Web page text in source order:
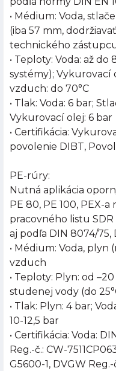
• Médium: Voda,
(iba 57 mm,
technického
• Teploty: Voda: až
systémy); Vykurovací
vzduch: do 70°C
• Tlak: Voda: 6 bar;
Vykurovací olej: 6 bar
• Certifikácia:
povolenie DIBT,
PE-rúry:
Nutná aplikácia
PE 80, PE 100, PEX-
pracovného listu SDR
aj podľa DIN 8074/75,
• Médium: Voda,
vzduch
• Teploty: Plyn: od
studenej vody (do
• Tlak: Plyn: 4 bar;
10-12,5 bar
• Certifikácia: Voda:
Reg.-č.: CW-
G5600-1, DVGW Reg.-